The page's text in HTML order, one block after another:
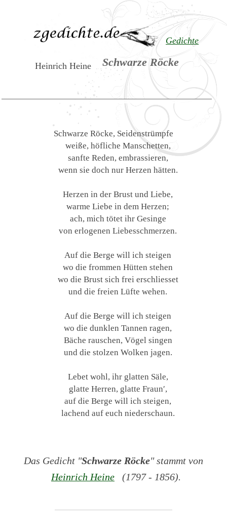
Gedichte
Schwarze Röcke
Heinrich Heine
Schwarze Röcke, Seidenstrümpfe
weiße, höfliche Manschetten,
sanfte Reden, embrassieren,
wenn sie doch nur Herzen hätten.
Herzen in der Brust und Liebe,
warme Liebe in dem Herzen;
ach, mich tötet ihr Gesinge
von erlogenen Liebesschmerzen.
Auf die Berge will ich steigen
wo die frommen Hütten stehen
wo die Brust sich frei erschliesset
und die freien Lüfte wehen.
Auf die Berge will ich steigen
wo die dunklen Tannen ragen,
Bäche rauschen, Vögel singen
und die stolzen Wolken jagen.
Lebet wohl, ihr glatten Säle,
glatte Herren, glatte Fraun′,
auf die Berge will ich steigen,
lachend auf euch niederschaun.
Das Gedicht "Schwarze Röcke" stammt von
Heinrich Heine (1797 - 1856).